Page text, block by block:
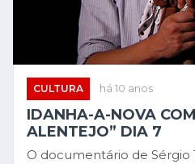
CULTURA há 10 anos
IDANHA-A-NOVA
ALENTEJO” DIA 7
O documentário de Sérgio